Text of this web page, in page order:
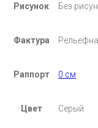
Рисунок Без
Фактура
Раппорт 0 см
Цвет Серый